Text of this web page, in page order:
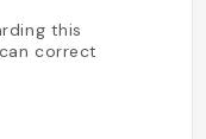
this
correct